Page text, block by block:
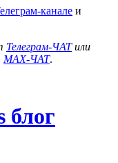
канале и
Телеграм-ЧАТили
MAX-ЧАТ.
блог